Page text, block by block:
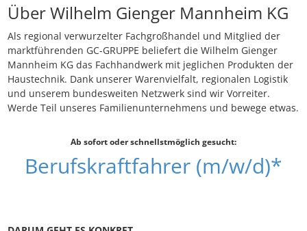
Über Wilhelm Gienger Mannheim KG
Als regional verwurzelter Fachgroßhandel und Mitglied der
marktführenden GC-GRUPPE beliefert die Wilhelm Gienger
Mannheim KG das Fachhandwerk mit jeglichen Produkten der
Haustechnik. Dank unserer Warenvielfalt, regionalen Logistik
und unserem bundesweiten Netzwerk sind wir Vorreiter.
Werde Teil unseres Familien­unternehmens und bewege etwas.
Ab sofort oder schnellstmöglich gesucht:
Berufskraftfahrer (m/w/d)*